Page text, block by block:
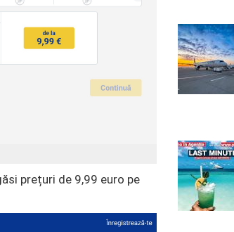
prețuri de 9,99 euro pe